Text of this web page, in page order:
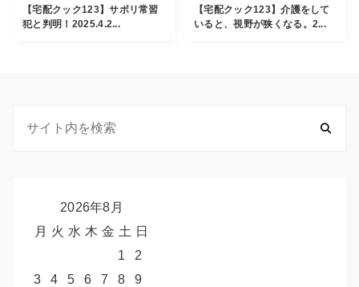
【宅配クック123】サボリ常習
犯と判明！2025.4.2...
【宅配クック123】介護をして
いると、視野が狭くなる。2...
2026年8月
月 火 水 木 金 土 日
1
2
3
4 5 6 7 8
9